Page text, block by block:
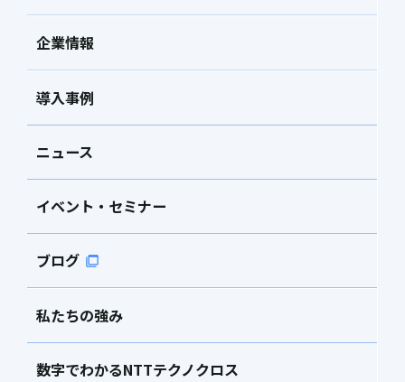
企業情報
導入事例
ニュース
イベント・セミナー
ブログ
私たちの強み
数字でわかるNTTテクノクロス